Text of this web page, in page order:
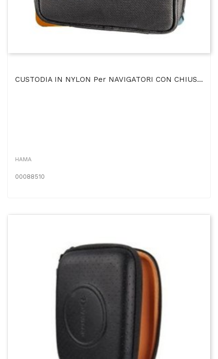
CUSTODIA IN NYLON Per NAVIGATORI CON CHIUSURA A ZIP, PASSACINTURA E LACCIO DA POLSO COLORE NERO...
HAMA
00088510